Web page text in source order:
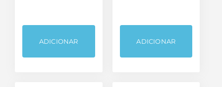
ADICIONAR ADICIONAR